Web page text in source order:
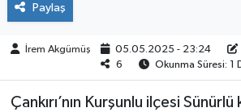
Paylaş
İrem Akgümüş 05.05.2025 - 23:24
6
Okunma Süresi: 1
Çankırı’nın Kurşunlu ilçesi